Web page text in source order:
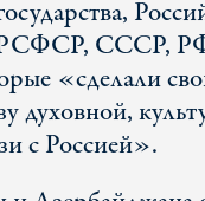
РСФСР, СССР,
«сделали
духовной,
с Россией».